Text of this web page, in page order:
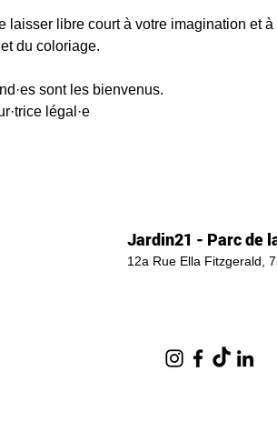
laisser libre court à votre imagination et
du coloriage.
sont les bienvenus.
légal·e
Jardin21 - Parc de
12a Rue Ella Fitzgerald,